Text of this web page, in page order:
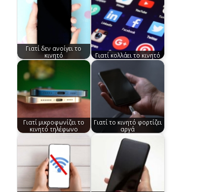
Γιατί δεν ανοίγει το
κινητό
Γιατί κολλάει το κινητό
Γιατί μικροφωνίζει το
κινητό τηλέφωνο
Γιατί το κινητό φορτίζει
αργά